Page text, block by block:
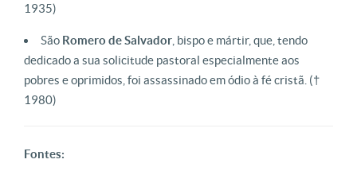
1935)
São Romero de Salvador , bispo e mártir, que, tendo
dedicado a sua solicitude pastoral especialmente aos
pobres e oprimidos, foi assassinado em ódio à fé cristã. (†
1980)
Fontes: